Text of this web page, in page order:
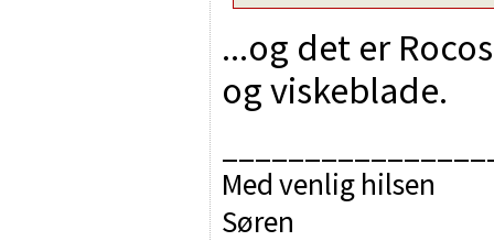
...og det er
og viskeblade.
Med venlig hilsen
Søren